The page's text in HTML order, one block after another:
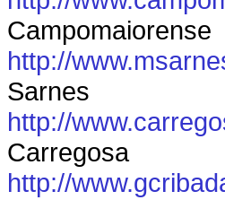
Campomaiorense
http://
Sarnes
http://
Carregosa
http://